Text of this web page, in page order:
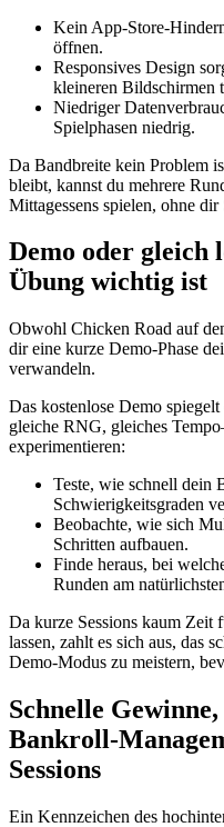
Kein
öffnen.
Responsives Design
kleineren Bildschirmen
Niedriger
Spielphasen niedrig.
Da Bandbreite kein Problem
bleibt, kannst du mehrere
Mittagessens spielen, ohne
Demo oder gleich
Übung wichtig ist
Obwohl Chicken Road auf
dir eine kurze Demo‑Phase
verwandeln.
Das kostenlose Demo
gleiche RNG, gleiches
experimentieren:
Teste, wie schnell dein
Schwierigkeitsgraden
Beobachte, wie sich
Schritten aufbauen.
Finde heraus, bei
Runden am
Da kurze Sessions kaum Zeit
lassen, zahlt es sich aus, das
Demo‑Modus zu meistern,
Schnelle
Bankroll-
Sessions
Ein Kennzeichen des